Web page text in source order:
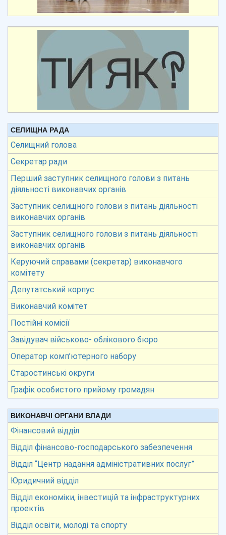
СЕЛИЩНА РАДА
Селищний голова
Секретар ради
Перший заступник селищного голови з питань
діяльності виконавчих органів
Заступник селищного голови з питань діяльності
виконавчих органів
Заступник селищного голови з питань діяльності
виконавчих органів
Керуючий справами (секретар) виконавчого
комітету
Депутатський корпус
Виконавчий комітет
Постійні комісії
Завідувач військово- облікового бюро
Оператор комп’ютерного набору
Старостинські округи
Графік особистого прийому громадян
ВИКОНАВЧІ ОРГАНИ ВЛАДИ
Фінансовий відділ
Відділ фінансово-господарського забезпечення
Відділ “Центр надання адміністративних послуг”
Юридичний відділ
Відділ економіки, інвестицій та інфраструктурних
проектів
Відділ освіти, молоді та спорту